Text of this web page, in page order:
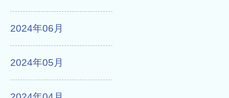
2024年06月
2024年05月